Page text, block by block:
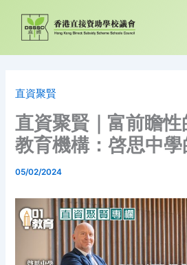
要
直資聚賢
直資聚賢｜富前瞻
教育機構：啓思中
05/02/2024